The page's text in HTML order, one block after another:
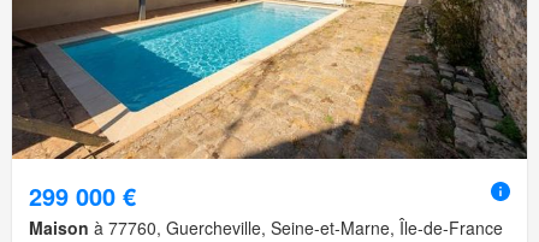
299 000 €
Maison à 77760, Guercheville, Seine-et-Marne, Île-de-France